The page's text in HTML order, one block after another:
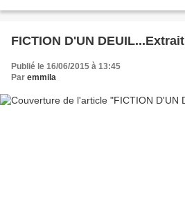
FICTION D'UN DEUIL...Extrait
Publié le 16/06/2015 à 13:45
Par emmila